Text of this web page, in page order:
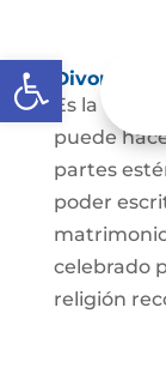
Abrir barra de
Divorcio
Es la
puede
partes
poder
celebrado
religión